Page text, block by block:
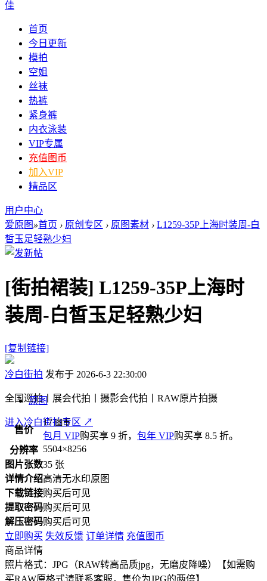
佳
首页
今日更新
模拍
空姐
丝袜
热裤
紧身裤
内衣泳装
VIP专属
充值图币
加入VIP
精品区
用户中心
爱原图 »首页 › 原创专区 › 原图素材 › L1259-35P上海时装周-白
皙玉足轻熟少妇
[街拍裙装] L1259-35P上海时
装周-白皙玉足轻熟少妇
[复制链接]
冷白街拍 发布于 2026-6-3 22:30:00
全国巡拍丨展会代拍丨摄影会代拍丨RAW原片拍摄
进入冷白街拍专区 ↗
原图
售价
17图币
包月 VIP购买享 9 折， 包年 VIP购买享 8.5 折。
分辨率 5504×8256
图片张数35 张
详情介绍高清无水印原图
下载链接购买后可见
提取密码购买后可见
解压密码购买后可见
立即购买 失效反馈 订单详情 充值图币
商品详情
照片格式：JPG（RAW转高品质jpg，无磨皮降噪）【如需购
买RAW原格式请联系客服，售价为JPG的两倍】